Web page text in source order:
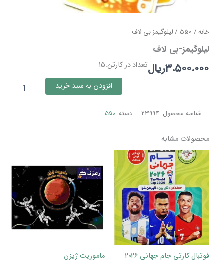
خانه /
550 / لیلوگیمز-بی لاف
لیلوگیمز-بی لاف
۳.۵۰۰.۰۰۰ریالتعداد در کارتن:15
لیلوگیمز-
افزودن به سبد خرید
شناسه محصول: 23994 دسته: 550
محصولات مشابه
فوتبال کارتی جام جهانی 2026 ماموریت ژیزن